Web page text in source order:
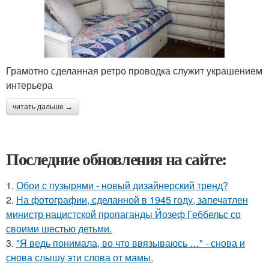
Грамотно сделанная ретро проводка служит украшением
интерьера
читать дальше →
Последние обновления на сайте:
1. Обои с пузырями - новый дизайнерский тренд?
2. На фотографии, сделанной в 1945 году, запечатлен
министр нацистской пропаганды Йозеф Геббельс со
своими шестью детьми.
3. "Я ведь понимала, во что ввязываюсь …" - снова и
снова слышу эти слова от мамы.